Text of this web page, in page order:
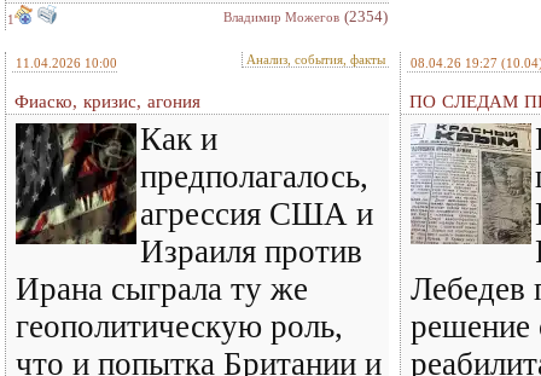
1 Владимир Можегов (2354)
11.04.2026 10:00 Анализ, события, факты
Фиаско, кризис, агония
Как и
предполагалось,
агрессия США и
Израиля против
Ирана сыграла ту же
геополитическую роль,
что и попытка Британии и
08.04.26 19:27
ПО СЛЕДАМ
Лебедев
решение